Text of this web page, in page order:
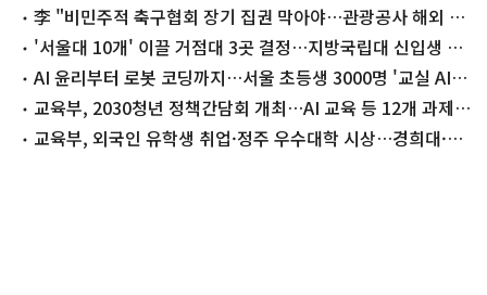
李 "비민주적 축구협회 장기 집권 막아야…관광공사 해외 지
사 너무 많다"(종합)
'서울대 10개' 이끌 거점대 3곳 결정…지방국립대 신입생 전
액장학금 검토
AI 윤리부터 로봇 코딩까지…서울 초등생 3000명 '교실 AI
수업'
교육부, 2030청년 정책간담회 개최…AI 교육 등 12개 과제
논의교육부, 외국인 유학생 취업·정주 우수대학 시상…경희대·전